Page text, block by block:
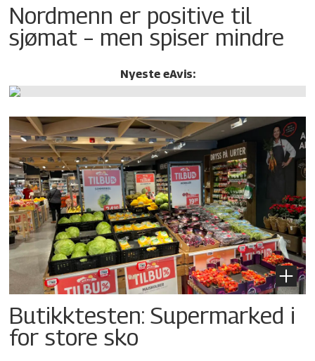
Nordmenn er positive til
sjømat – men spiser mindre
Nyeste eAvis:
Butikktesten: Supermarked i
for store sko